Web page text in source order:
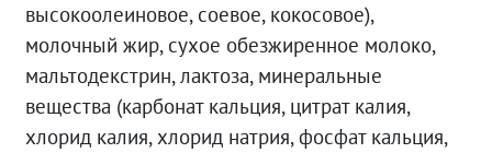
высокоолеиновое, соевое, кокосовое),
молочный жир, сухое обезжиренное молоко,
мальтодекстрин, лактоза, минеральные
вещества (карбонат кальция, цитрат калия,
хлорид калия, хлорид натрия, фосфат кальция,